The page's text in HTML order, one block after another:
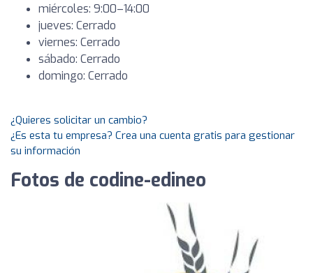
miércoles: 9:00–14:00
jueves: Cerrado
viernes: Cerrado
sábado: Cerrado
domingo: Cerrado
¿Quieres solicitar un cambio?
¿Es esta tu empresa? Crea una cuenta gratis para gestionar
su información
Fotos de codine-edineo